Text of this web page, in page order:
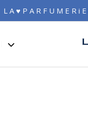
L A ♥ P A R F U M E R i